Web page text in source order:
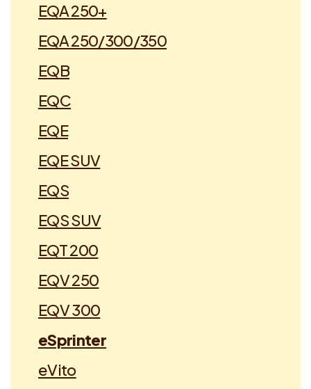
EQA 250+
EQA 250/300/350
EQB
EQC
EQE
EQE SUV
EQS
EQS SUV
EQT 200
EQV 250
EQV 300
eSprinter
eVito